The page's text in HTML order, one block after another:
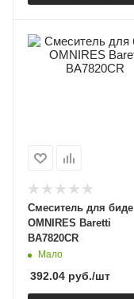
Смеситель для биде
OMNIRES Baretti
BA7820CR
Мало
392.04 руб./шт